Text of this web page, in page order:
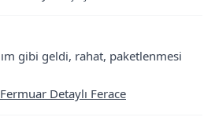
gibi geldi, rahat, paketlenmesi
Detaylı Ferace